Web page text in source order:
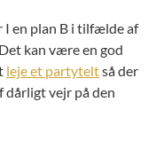
en plan B i tilfælde af
kan være en god
leje et partyteltså der
vejr på den